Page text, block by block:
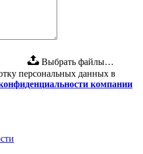
Выбрать файлы…
персональных данных в
компании